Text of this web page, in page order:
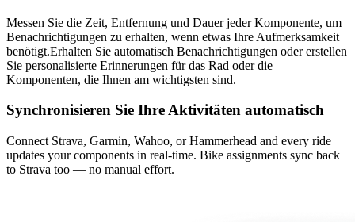
Messen Sie die Zeit, Entfernung und Dauer jeder Komponente, um
Benachrichtigungen zu erhalten, wenn etwas Ihre Aufmerksamkeit
benötigt.Erhalten Sie automatisch Benachrichtigungen oder erstellen
Sie personalisierte Erinnerungen für das Rad oder die
Komponenten, die Ihnen am wichtigsten sind.
Synchronisieren Sie Ihre Aktivitäten automatisch
Connect Strava, Garmin, Wahoo, or Hammerhead and every ride
updates your components in real-time. Bike assignments sync back
to Strava too — no manual effort.